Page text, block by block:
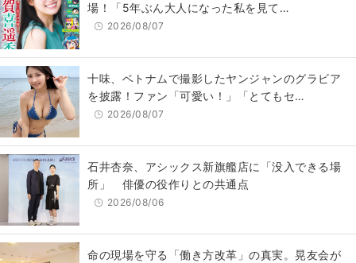
場！「5年ぶん大人になった私を見て…
2026/08/07
十味、ベトナムで撮影したヤンジャンのグラビア
を披露！ファン「可愛い！」「とてもセ…
2026/08/07
石井杏奈、アシックス新旗艦店に「没入できる場
所」 俳優の役作りとの共通点
2026/08/06
​命の現場を守る「働き方改革」の真実。晃友会が